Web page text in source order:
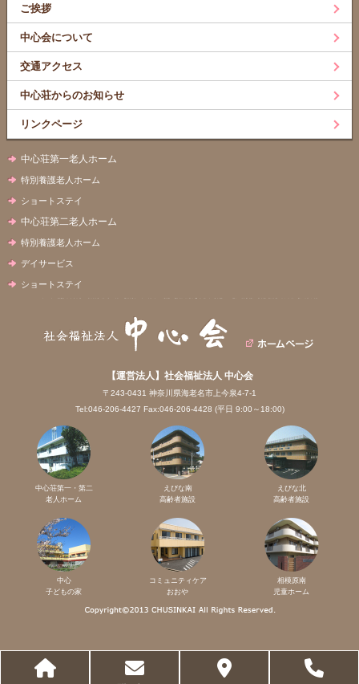
ご挨拶
中心会について
交通アクセス
中心荘からのお知らせ
リンクページ
中心荘第一老人ホーム
特別養護老人ホーム
ショートステイ
中心荘第二老人ホーム
特別養護老人ホーム
デイサービス
ショートステイ
【運営法人】社会福祉法人 中心会
〒243-0431 神奈川県海老名市上今泉4-7-1
Tel:046-206-4427 Fax:046-206-4428 (平日 9:00～18:00)
中心荘第一・第二
老人ホーム
えびな南
高齢者施設
えびな北
高齢者施設
中心
子どもの家
コミュニティケア
おおや
相模原南
児童ホーム